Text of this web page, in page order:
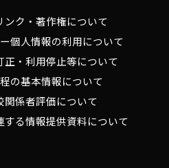
ンク・著作権について
個人情報の利用について
正・利用停止等について
の基本情報について
関係者評価について
する情報提供資料について